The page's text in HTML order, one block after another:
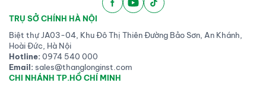
TRỤ SỞ CHÍNH HÀ NỘI
Biệt thự JA03-04, Khu Đô Thị Thiên Đường Bảo Sơn, An Khánh,
Hoài Đức, Hà Nội
Hotline:0974 540 000
Email:sales@thanglonginst.com
CHI NHÁNH TP.HỒ CHÍ MINH